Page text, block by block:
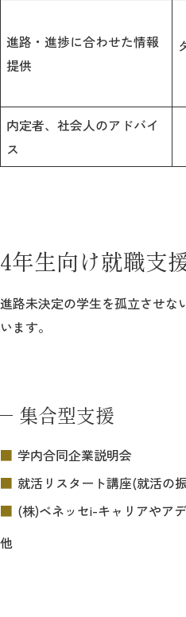
進路・進捗に合わせた情報
提供
内定者、社会人のアドバイ
ス
4年生向け就職支
進路未決定の学生を孤立させな
います。
集合型支援
学内合同企業説明会
就活リスタート講座(就活の
(株)ベネッセi-キャリアやア
他